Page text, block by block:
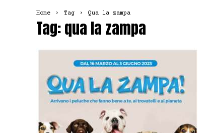
Home Tag Qua la zampa
Tag: qua la zampa